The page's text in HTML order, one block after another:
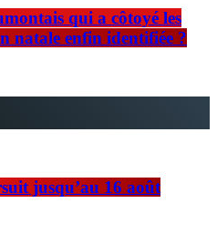
qui a côtoyé les
natale enfin identifiée ?
jusqu’au 16 août